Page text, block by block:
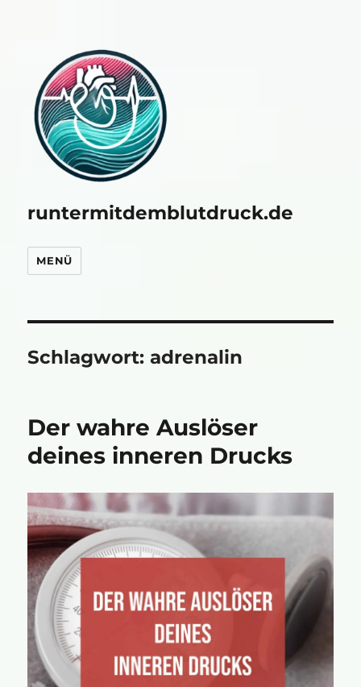
runtermitdemblutdruck.de
MENÜ
Schlagwort:adrenalin
Der wahre Auslöser
deines inneren Drucks